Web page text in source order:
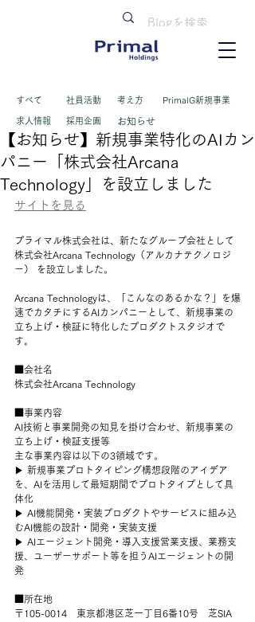
すべて
求人情報
​社員活動 考え方 PrimalG新規事業
採用企画 お知らせ
【お知らせ】新規事業特化のAIカン
パニー「株式会社Arcana
Technology」を設立しました
サイトを見る
プライマル株式会社は、新たなグループ会社として
株式会社Arcana Technology（アルカナテクノロジ
ー） を設立しました。
Arcana Technologyは、「こんなのあるかな？」を爆
速でカタチにするAIカンパニーとして、新規事業の
立ち上げ・検証に特化したプロダクトスタジオで
す。
■会社名
株式会社Arcana Technology
■事業内容
AI技術と事業開発の知見を掛け合わせ、新規事業の
立ち上げ・検証支援等
主な事業内容は以下の3領域です。
▶ 新規事業プロトタイピング構想段階のアイデア
を、AIを活用して最短期間でプロトタイプとして具
体化
▶ AI機能開発・実装プロダクトやサービスに組み込
むAI機能の設計・開発・実装支援
▶ AIエージェント開発・導入支援営業支援、業務支
援、ユーザーサポート等を担うAIエージェントの開
発
■所在地
〒105-0014　東京都港区芝一丁目6番10号　芝SIA